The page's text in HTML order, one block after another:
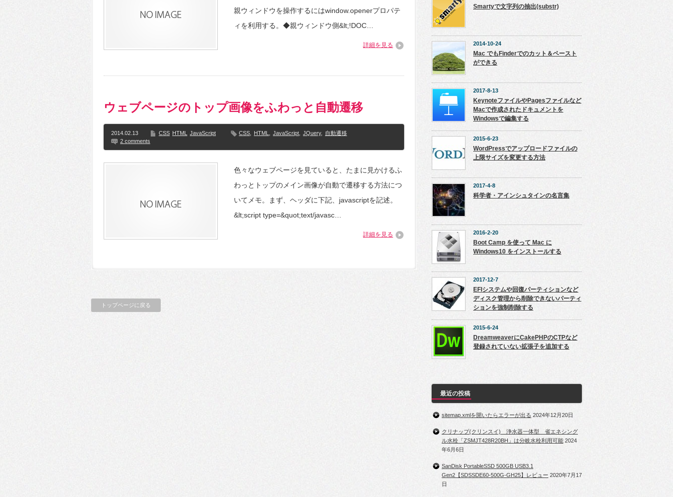
親ウィンドウを操作するにはwindow.openerプロパテ
ィを利用する。◆親ウィンドウ側&lt;!DOC…
詳細を見る
ウェブページのトップ画像をふわっと自動遷移
2014.02.13 CSS HTML JavaScript CSS HTML JavaScript JQuery,
自動遷移
2 comments
色々なウェブページを見ていると、たまに見かけるふ
わっとトップのメイン画像が自動で遷移する方法につ
いてメモ。まず、ヘッダに下記、javascriptを記述。
&lt;script type=&quot;text/javasc…
詳細を見る
トップページに戻る
Smartyで文字列の抽出(substr)
2014-10-24
Mac でもFinderでのカット＆ペースト
ができる
2017-8-13
KeynoteファイルやPagesファイルなど
Macで作成されたドキュメントを
Windowsで編集する
2015-6-23
WordPressでアップロードファイルの
上限サイズを変更する方法
2017-4-8
科学者・アインシュタインの名言集
2016-2-20
Boot Camp を使って Mac に
Windows10 をインストールする
2017-12-7
EFIシステムや回復パーティションなど
ディスク管理から削除できないパーティ
ションを強制削除する
2015-6-24
DreamweaverにCakePHPのCTPなど
登録されていない拡張子を追加する
最近の投稿
sitemap.xmlを開いたらエラーが出る 2024年12月20日
クリナップ(クリンスイ) 浄水器一体型 省エネシング
ル水栓「ZSMJT428R20BH」は分岐水栓利用可能 2024
年6月6日
SanDisk PortableSSD 500GB USB3.1
Gen2【SDSSDE60-500G-GH25】レビュー 2020年7月17
日